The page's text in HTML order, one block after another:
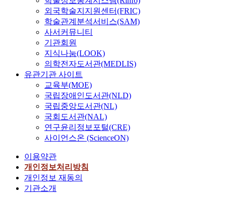
외국학술지지원센터(FRIC)
학술관계분석서비스(SAM)
사서커뮤니티
기관회원
지식나눔(LOOK)
의학전자도서관(MEDLIS)
유관기관 사이트
교육부(MOE)
국립장애인도서관(NLD)
국립중앙도서관(NL)
국회도서관(NAL)
연구윤리정보포털(CRE)
사이언스온 (ScienceON)
이용약관
개인정보처리방침
개인정보 재동의
기관소개